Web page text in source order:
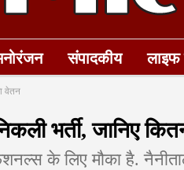
संपादकीय लाइफ
वेतन
भर्ती, जानिए
के लिए मौका है.